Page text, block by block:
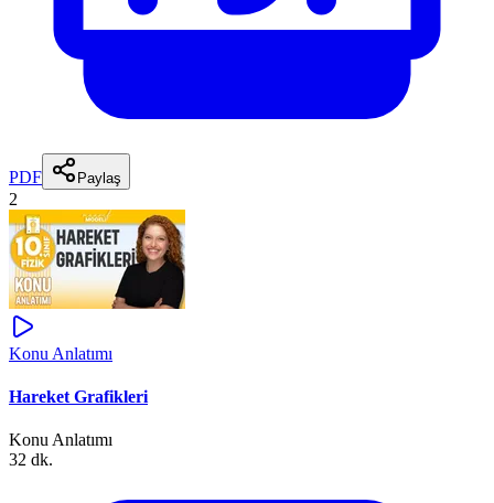
PDF Paylaş
2
Konu Anlatımı
Hareket Grafikleri
Konu Anlatımı
32 dk.